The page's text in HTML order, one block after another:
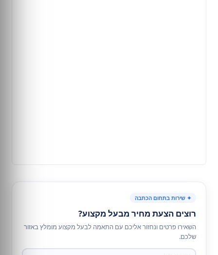
✦ שירות בתחום הכתבה
רוצים הצעת מחיר מבעל מקצוע?
השאירו פרטים ונחזור אליכם עם התאמה לבעל מקצוע מומלץ באזור
שלכם.